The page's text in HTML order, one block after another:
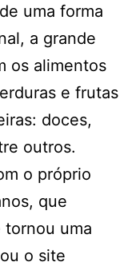
uma forma
a grande
os alimentos
e frutas
doces,
outros.
o próprio
que
tornou uma
o site